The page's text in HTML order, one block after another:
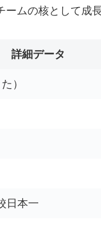
ムの核として成
詳細データ
）
日本一